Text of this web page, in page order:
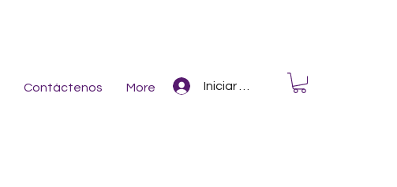
Contáctenos More Iniciar Sesión